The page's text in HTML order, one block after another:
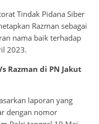
Tindak Pidana Siber
Razman sebagai
nama baik terhadap
2023.
Razman di PN Jakut
laporan yang
dengan nomor